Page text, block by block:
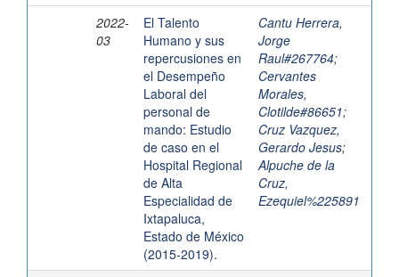
2022-
03
El Talento
Humano y sus
repercusiones en
el Desempeño
Laboral del
personal de
mando: Estudio
de caso en el
Hospital Regional
de Alta
Especialidad de
Ixtapaluca,
Estado de México
(2015-2019).
Cantu Herrera,
Jorge
Raul#267764;
Cervantes
Morales,
Clotilde#86651;
Cruz Vazquez,
Gerardo Jesus;
Alpuche de la
Cruz,
Ezequiel%225891